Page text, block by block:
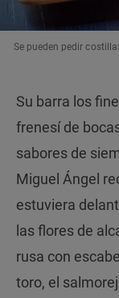
Se pueden pedir
Su barra los
frenesí de
sabores de
Miguel Ángel
estuviera
las flores de
rusa con
toro, el